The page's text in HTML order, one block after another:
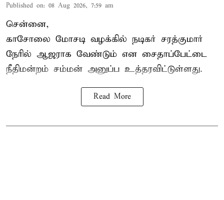
Published on: 08 Aug 2026, 7:59 am
சென்னை,
காசோலை மோசடி வழக்கில் நடிகர் சரத்குமார்
நேரில் ஆஜராக வேண்டும் என சைதாப்பேட்டை
நீதிமன்றம் சம்மன் அனுப்ப உத்தரவிட்டுள்ளது.
Read More